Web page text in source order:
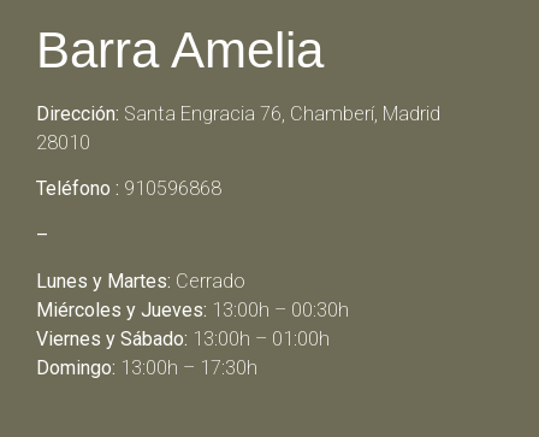
Barra Amelia
Dirección: Santa Engracia 76, Chamberí, Madrid
28010
Teléfono : 910596868
–
Lunes y Martes: Cerrado
Miércoles y Jueves: 13:00h – 00:30h
Viernes y Sábado: 13:00h – 01:00h
Domingo: 13:00h – 17:30h